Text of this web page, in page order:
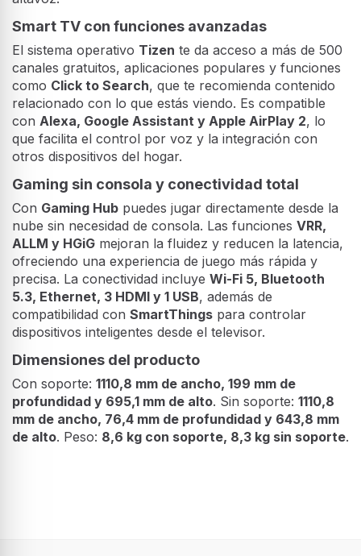
Smart TV con funciones avanzadas
El sistema operativo Tizen te da acceso a más de 500
canales gratuitos, aplicaciones populares y funciones
como Click to Search, que te recomienda contenido
relacionado con lo que estás viendo. Es compatible
con Alexa, Google Assistant y Apple AirPlay 2, lo
que facilita el control por voz y la integración con
otros dispositivos del hogar.
Gaming sin consola y conectividad total
Con Gaming Hub puedes jugar directamente desde la
nube sin necesidad de consola. Las funciones VRR,
ALLM y HGiG mejoran la fluidez y reducen la latencia,
ofreciendo una experiencia de juego más rápida y
precisa. La conectividad incluye Wi-Fi 5, Bluetooth
5.3, Ethernet, 3 HDMI y 1 USB, además de
compatibilidad con SmartThings para controlar
dispositivos inteligentes desde el televisor.
Dimensiones del producto
Con soporte: 1110,8 mm de ancho, 199 mm de
profundidad y 695,1 mm de alto. Sin soporte: 1110,8
mm de ancho, 76,4 mm de profundidad y 643,8 mm
de alto. Peso: 8,6 kg con soporte, 8,3 kg sin soporte.